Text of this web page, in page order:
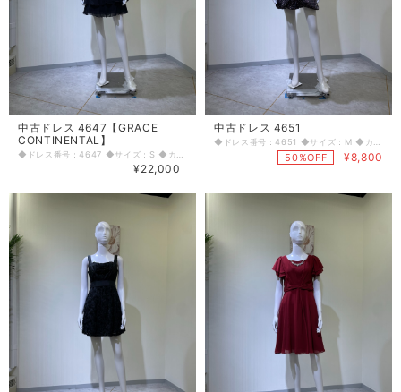
中古ドレス 4647【GRACE
CONTINENTAL】
¥22,000
中古ドレス 4651
50%OFF ¥8,800